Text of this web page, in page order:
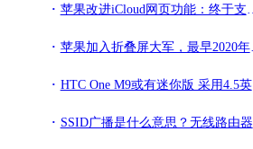
苹果改进iCloud网页功能：终于支持iOS/Android移动浏览器!
苹果加入折叠屏大军，最早2020年底推出可折叠iPhone，你会买吗？!
HTC One M9或有迷你版 采用4.5英寸屏幕!
SSID广播是什么意思？无线路由器开启或关闭SSID广播操作方法!